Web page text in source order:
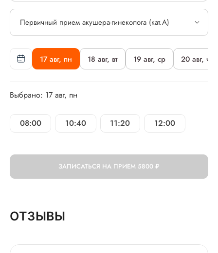
17 авг, пн 18 авг, вт 19 авг, ср 20 авг, чт
Выбрано: 17 авг, пн
08:00 10:40 11:20 12:00
Первичный прием акушера-гинеколога (кат.А)
ЗАПИСАТЬСЯ НА ПРИЕМ 5800 ₽
ОТЗЫВЫ